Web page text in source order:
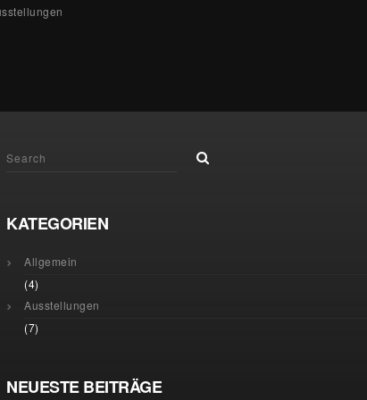
KATEGORIEN
Allgemein
(4)
Ausstellungen
(7)
NEUESTE BEITRÄGE